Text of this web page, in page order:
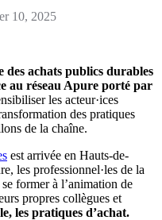
10, 2025
des achats publics durables
au réseau Apure porté par
les acteur·ices
des pratiques
de la chaîne.
est arrivée en Hauts-de-
les professionnel·les de la
former à l’animation de
propres collègues et
les pratiques d’achat.